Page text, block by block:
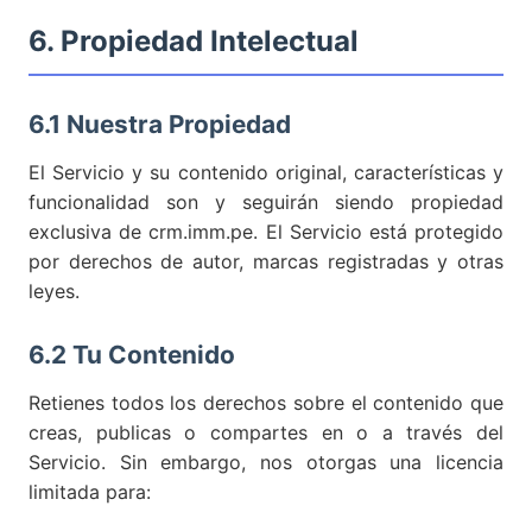
6. Propiedad Intelectual
6.1 Nuestra Propiedad
El Servicio y su contenido original, características y
funcionalidad son y seguirán siendo propiedad
exclusiva de crm.imm.pe. El Servicio está protegido
por derechos de autor, marcas registradas y otras
leyes.
6.2 Tu Contenido
Retienes todos los derechos sobre el contenido que
creas, publicas o compartes en o a través del
Servicio. Sin embargo, nos otorgas una licencia
limitada para: